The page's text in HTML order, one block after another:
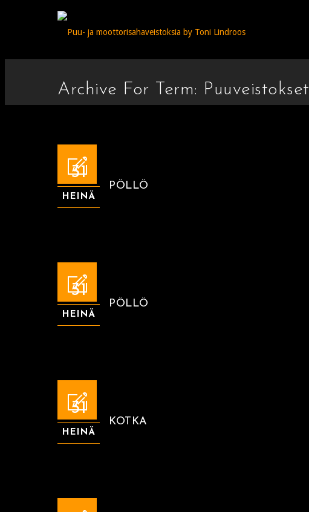
Archive For Term: Puuveistokset
31
HEINÄ
PÖLLÖ
31
HEINÄ
PÖLLÖ
31
HEINÄ
KOTKA